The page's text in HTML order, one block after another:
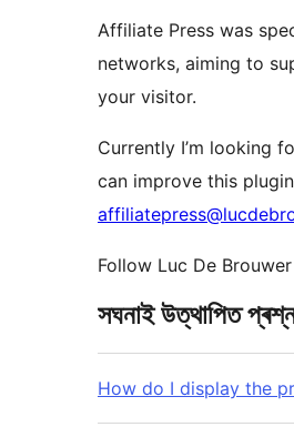
Affiliate Press was
networks, aiming to
your visitor.
Currently I’m looking
can improve this
Follow Luc De
সঘনাই উত্থাপিত
How do I display the